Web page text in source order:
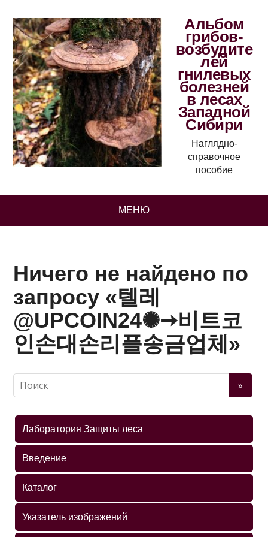
Альбом
грибов-
возбудите
лей
гнилевых
болезней
в лесах
Западной
Сибири
Наглядно-
справочное
пособие
МЕНЮ
Ничего не найдено по
запросу «텔레
@UPCOIN24✺➙비트코
인손대손리플송금업체»
Лаборатория Защиты леса
Введение
Каталог
Указатель изображений